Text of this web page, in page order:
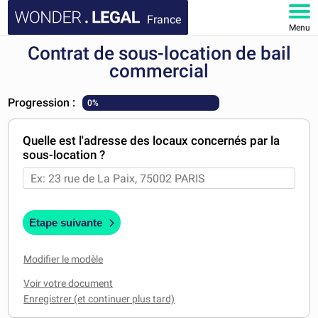
France
Menu
ACCUEIL
MON COMPTE
Contrat de sous-location de bail
commercial
Progression : 0%
Quelle est l'adresse des locaux concernés par la
sous-location ?
Etape suivante
Modifier le modèle
Voir votre document